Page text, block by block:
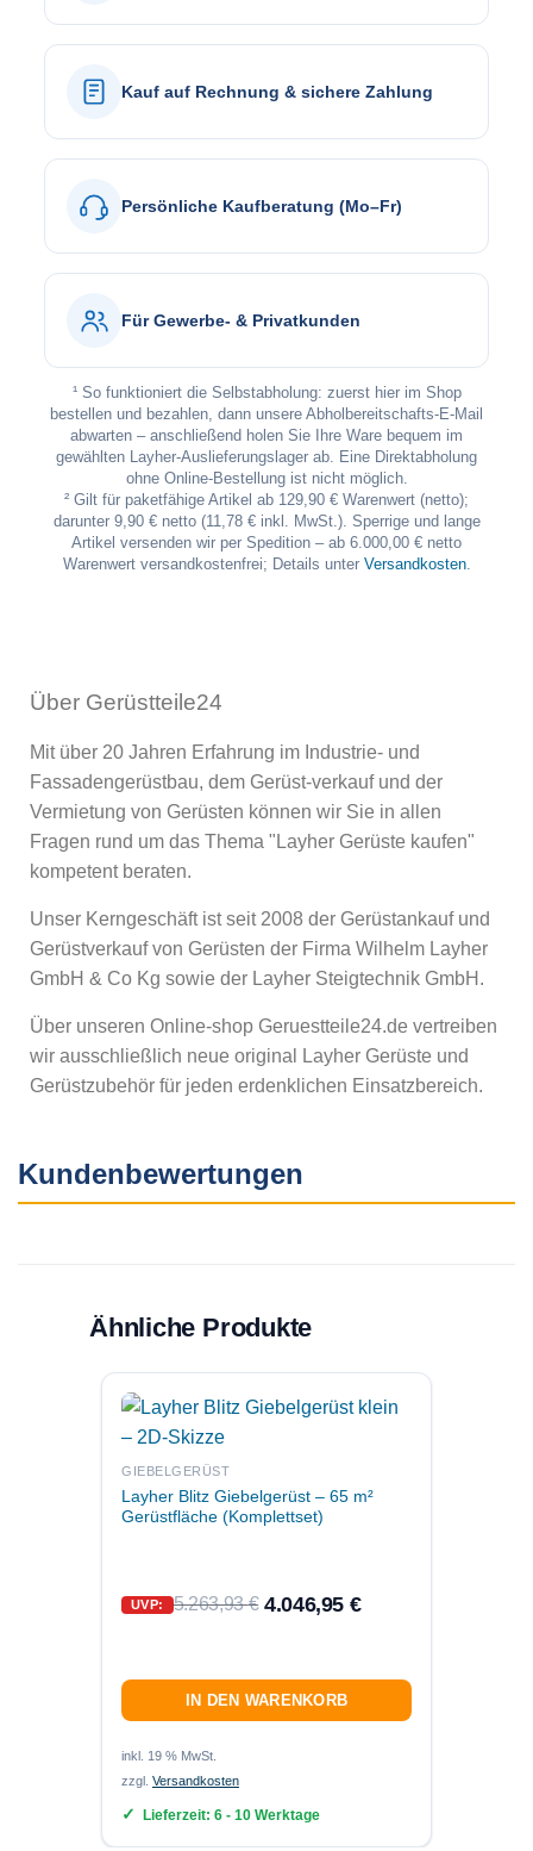
Kauf auf Rechnung & sichere Zahlung
Persönliche Kaufberatung (Mo–Fr)
Für Gewerbe- & Privatkunden
¹ So funktioniert die Selbstabholung: zuerst hier im Shop
bestellen und bezahlen, dann unsere Abholbereitschafts-E-Mail
abwarten – anschließend holen Sie Ihre Ware bequem im
gewählten Layher-Auslieferungslager ab. Eine Direktabholung
ohne Online-Bestellung ist nicht möglich.
² Gilt für paketfähige Artikel ab 129,90 € Warenwert (netto);
darunter 9,90 € netto (11,78 € inkl. MwSt.). Sperrige und lange
Artikel versenden wir per Spedition – ab 6.000,00 € netto
Warenwert versandkostenfrei; Details unter Versandkosten.
Über Gerüstteile24
Mit über 20 Jahren Erfahrung im Industrie- und
Fassadengerüstbau, dem Gerüst-verkauf und der
Vermietung von Gerüsten können wir Sie in allen
Fragen rund um das Thema "Layher Gerüste kaufen"
kompetent beraten.
Unser Kerngeschäft ist seit 2008 der Gerüstankauf und
Gerüstverkauf von Gerüsten der Firma Wilhelm Layher
GmbH & Co Kg sowie der Layher Steigtechnik GmbH.
Über unseren Online-shop Geruestteile24.de vertreiben
wir ausschließlich neue original Layher Gerüste und
Gerüstzubehör für jeden erdenklichen Einsatzbereich.
Kundenbewertungen
Ähnliche Produkte
GIEBELGERÜST
Layher Blitz Giebelgerüst – 65 m²
Gerüstfläche (Komplettset)
UVP: 5.263,93€ 4.046,95 €
IN DEN WARENKORB
inkl. 19 % MwSt.
zzgl. Versandkosten
Lieferzeit: 6 - 10 Werktage